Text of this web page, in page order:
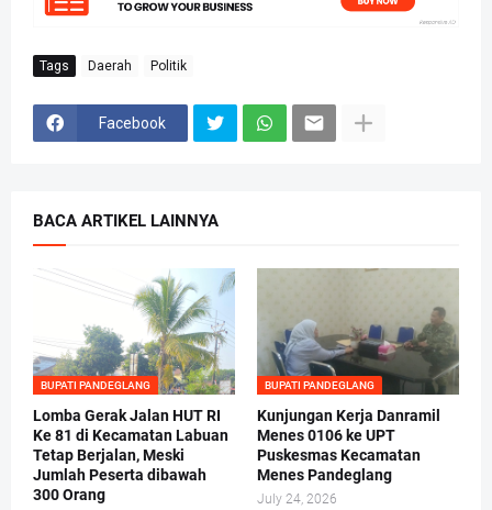
Tags Daerah Politik
Facebook
BACA ARTIKEL LAINNYA
BUPATI PANDEGLANG
Lomba Gerak Jalan HUT RI
Ke 81 di Kecamatan Labuan
Tetap Berjalan, Meski
Jumlah Peserta dibawah
300 Orang
BUPATI PANDEGLANG
Kunjungan Kerja Danramil
Menes 0106 ke UPT
Puskesmas Kecamatan
Menes Pandeglang
July 24, 2026